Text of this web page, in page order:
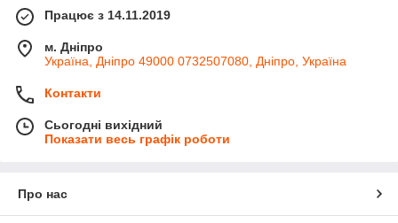
Працює з 14.11.2019
м. Дніпро
Україна, Дніпро 49000 0732507080, Дніпро, Україна
Контакти
Сьогодні вихідний
Показати весь графік роботи
Про нас